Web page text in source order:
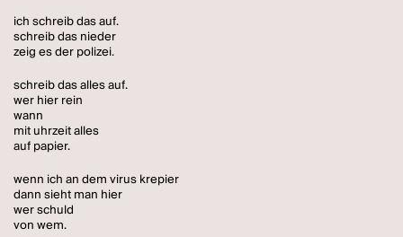
ich schreib das auf.
schreib das nieder
zeig es der polizei.
schreib das alles auf.
wer hier rein
wann
mit uhrzeit alles
auf papier.
wenn ich an dem virus krepier
dann sieht man hier
wer schuld
von wem.